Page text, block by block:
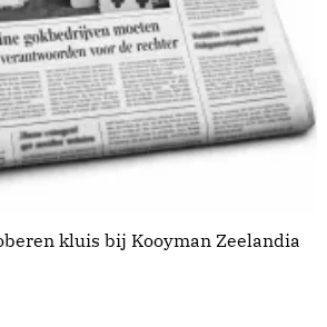
kluis bij Kooyman Zeelandia